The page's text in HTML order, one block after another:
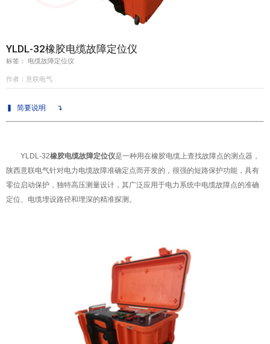
修试辅助设备
YLDL-32橡胶电缆故障定位仪
标签： 电缆故障定位仪
作者：意联电气
简要说明 ↴
YLDL-32橡胶电缆故障定位仪是一种用在橡胶电缆上查找故障点的测点器，
陕西意联电气针对电力电缆故障准确定点而开发的，很强的短路保护功能，具有
零位启动保护，独特高压测量设计，其广泛应用于电力系统中电缆故障点的准确
定位、电缆埋设路径和埋深的精准探测。